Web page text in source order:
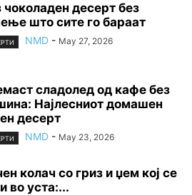
чоколаден десерт без
што сите го бараат
NMD - May 27, 2026
сладолед од кафе без
Најлесниот домашен
десерт
NMD - May 23, 2026
колач со гриз и џем кој се
во уста:...